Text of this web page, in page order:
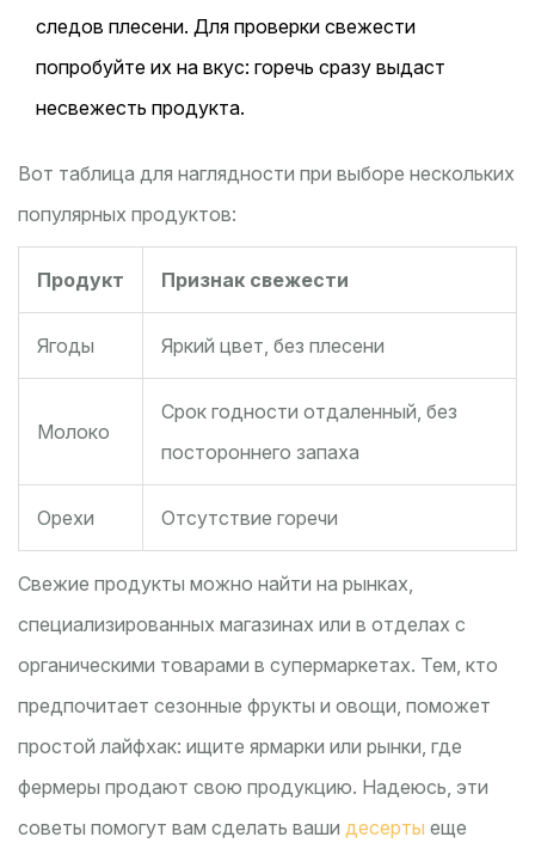
следов плесени. Для проверки свежести
попробуйте их на вкус: горечь сразу выдаст
несвежесть продукта.
Вот таблица для наглядности при выборе нескольких
популярных продуктов:
Продукт Признак свежести
Ягоды Яркий цвет, без плесени
Молоко
Срок годности отдаленный, без
постороннего запаха
Орехи Отсутствие горечи
Свежие продукты можно найти на рынках,
специализированных магазинах или в отделах с
органическими товарами в супермаркетах. Тем, кто
предпочитает сезонные фрукты и овощи, поможет
простой лайфхак: ищите ярмарки или рынки, где
фермеры продают свою продукцию. Надеюсь, эти
советы помогут вам сделать ваши десерты еще